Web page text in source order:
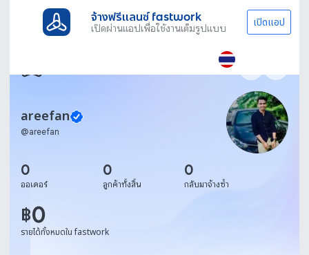
จ้างฟรีแลนซ์ fastwork
เปิดผ่านแอปเพื่อใช้งานเต็มรูปแบบ เปิดแอป
areefan
@areefan
0
ออเดอร์
0
ลูกค้าทั้งสิ้น
0
กลับมาจ้างซ้ำ
฿0
รายได้ทั้งหมดใน fastwork